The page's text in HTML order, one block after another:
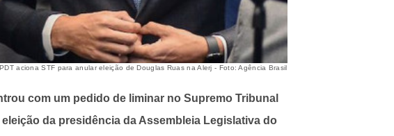
PDT aciona STF para anular eleição de Douglas Ruas na Alerj - Foto: Agência Brasil
com um pedido de liminar no Supremo Tribunal
eleição da presidência da Assembleia Legislativa do